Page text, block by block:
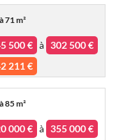
71 m²
500 € à 302 500 €
211 €
85 m²
000 € à 355 000 €